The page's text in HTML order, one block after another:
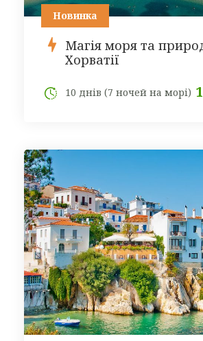
Новинка
Магія моря та
Хорватії
10 днів (7 ночей на морі)